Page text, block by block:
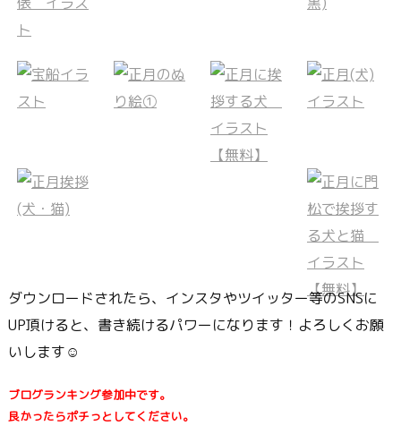
ダウンロードされたら、インスタやツイッター等のSNSに
UP頂けると、書き続けるパワーになります！よろしくお願
いします☺
ブログランキング参加中です。
良かったらポチっとしてください。